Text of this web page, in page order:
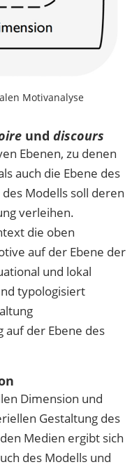
Motivanalyse
und discours
Ebenen, zu denen
auch die Ebene des
Modells soll deren
verleihen.
die oben
auf der Ebene der
und lokal
typologisiert
auf der Ebene des
Dimension und
Gestaltung des
Medien ergibt sich
des Modells und